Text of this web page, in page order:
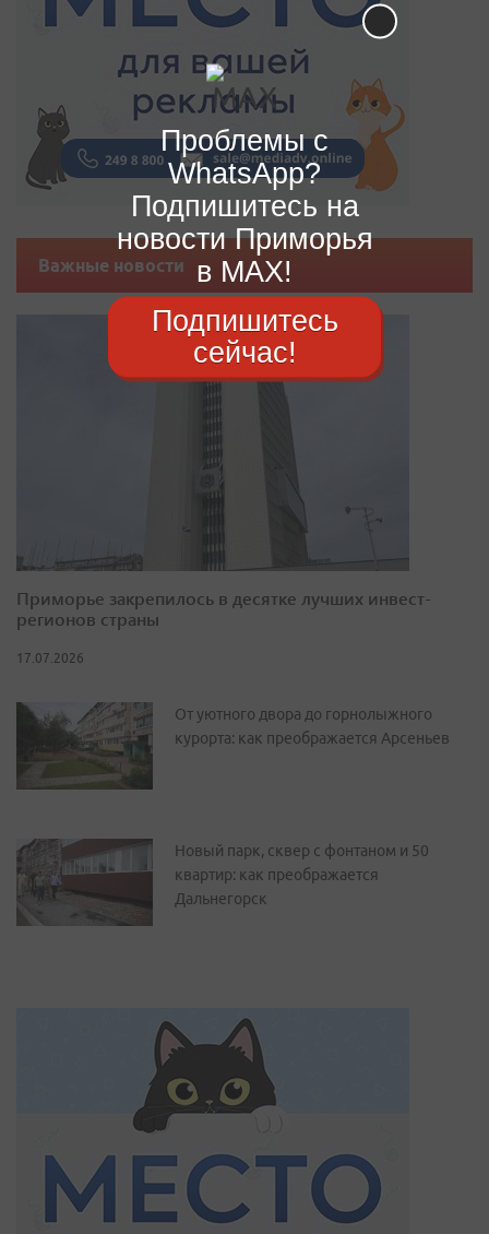
Важные новости
Приморье закрепилось в десятке лучших инвест-
регионов страны
17.07.2026
От уютного двора до горнолыжного
курорта: как преображается Арсеньев
Новый парк, сквер с фонтаном и 50
квартир: как преображается
Дальнегорск
Проблемы с
WhatsApp?
Подпишитесь на
новости Приморья
в MAX!
Подпишитесь
сейчас!